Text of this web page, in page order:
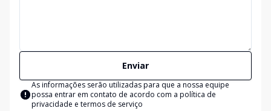
Enviar
As informações serão utilizadas para que a nossa equipe
possa entrar em contato de acordo com a política de
privacidade e termos de serviço